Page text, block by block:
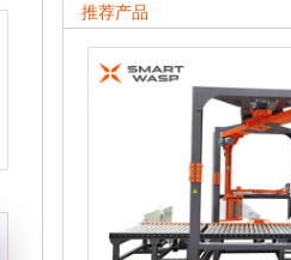
推荐产品